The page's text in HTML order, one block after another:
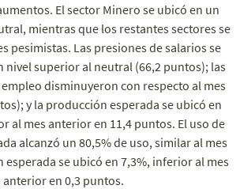
El sector Minero se ubicó en un
mientras que los restantes sectores se
pesimistas. Las presiones de salarios se
nivel superior al neutral (66,2 puntos); las
disminuyeron con respecto al mes
y la producción esperada se ubicó en
al mes anterior en 11,4 puntos. El uso de
alcanzó un 80,5% de uso, similar al mes
esperada se ubicó en 7,3%, inferior al mes
anterior en 0,3 puntos.